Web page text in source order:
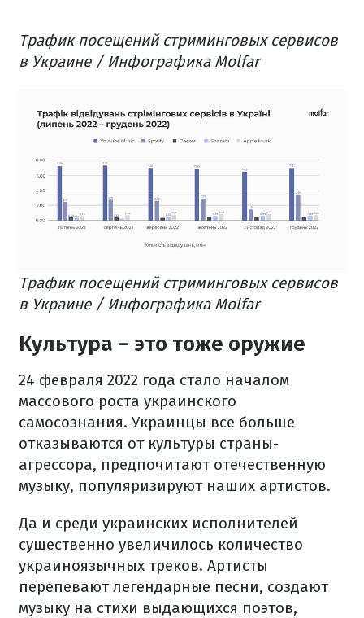
Трафик посещений стриминговых сервисов
в Украине / Инфографика Molfar
Трафик посещений стриминговых сервисов
в Украине / Инфографика Molfar
Культура – это тоже оружие
24 февраля 2022 года стало началом
массового роста украинского
самосознания. Украинцы все больше
отказываются от культуры страны-
агрессора, предпочитают отечественную
музыку, популяризируют наших артистов.
Да и среди украинских исполнителей
существенно увеличилось количество
украиноязычных треков. Артисты
перепевают легендарные песни, создают
музыку на стихи выдающихся поэтов,